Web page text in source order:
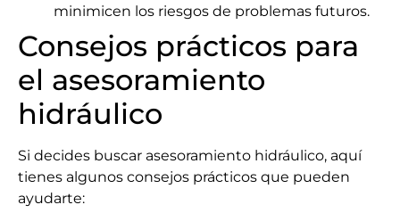
minimicen los riesgos de problemas futuros.
Consejos prácticos para
el asesoramiento
hidráulico
Si decides buscar asesoramiento hidráulico, aquí
tienes algunos consejos prácticos que pueden
ayudarte: